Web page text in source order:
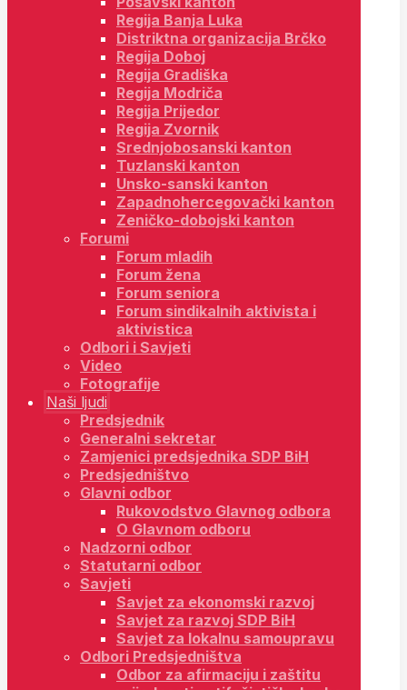
Regija Banja Luka
Distriktna organizacija Brčko
Regija Doboj
Regija Gradiška
Regija Modriča
Regija Prijedor
Regija Zvornik
Srednjobosanski kanton
Tuzlanski kanton
Unsko-sanski kanton
Zapadnohercegovački kanton
Zeničko-dobojski kanton
Forumi
Forum mladih
Forum žena
Forum seniora
Forum sindikalnih aktivista i
aktivistica
Odbori i Savjeti
Video
Fotografije
Naši ljudi
Predsjednik
Generalni sekretar
Zamjenici predsjednika SDP BiH
Predsjedništvo
Glavni odbor
Rukovodstvo Glavnog odbora
O Glavnom odboru
Nadzorni odbor
Statutarni odbor
Savjeti
Savjet za ekonomski razvoj
Savjet za razvoj SDP BiH
Savjet za lokalnu samoupravu
Odbori Predsjedništva
Odbor za afirmaciju i zaštitu